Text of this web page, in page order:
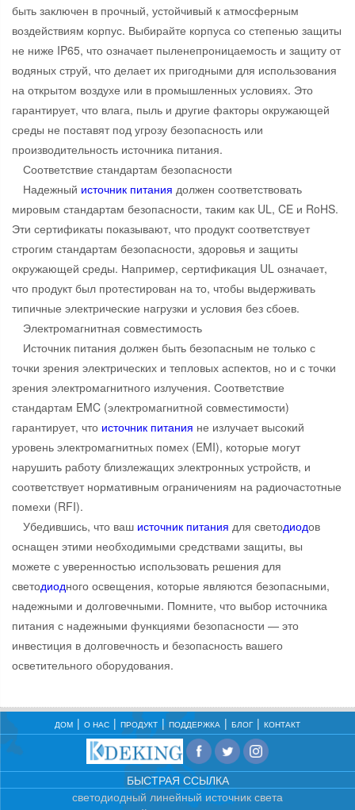
быть заключен в прочный, устойчивый к атмосферным
воздействиям корпус. Выбирайте корпуса со степенью защиты
не ниже IP65, что означает пыленепроницаемость и защиту от
водяных струй, что делает их пригодными для использования
на открытом воздухе или в промышленных условиях. Это
гарантирует, что влага, пыль и другие факторы окружающей
среды не поставят под угрозу безопасность или
производительность источника питания.
Соответствие стандартам безопасности
Надежный источник питания должен соответствовать
мировым стандартам безопасности, таким как UL, CE и RoHS.
Эти сертификаты показывают, что продукт соответствует
строгим стандартам безопасности, здоровья и защиты
окружающей среды. Например, сертификация UL означает,
что продукт был протестирован на то, чтобы выдерживать
типичные электрические нагрузки и условия без сбоев.
Электромагнитная совместимость
Источник питания должен быть безопасным не только с
точки зрения электрических и тепловых аспектов, но и с точки
зрения электромагнитного излучения. Соответствие
стандартам EMC (электромагнитной совместимости)
гарантирует, что источник питания не излучает высокий
уровень электромагнитных помех (EMI), которые могут
нарушить работу близлежащих электронных устройств, и
соответствует нормативным ограничениям на радиочастотные
помехи (RFI).
Убедившись, что ваш источник питания для светодиодов
оснащен этими необходимыми средствами защиты, вы
можете с уверенностью использовать решения для
светодиодного освещения, которые являются безопасными,
надежными и долговечными. Помните, что выбор источника
питания с надежными функциями безопасности — это
инвестиция в долговечность и безопасность вашего
осветительного оборудования.
ДОМ О НАС ПРОДУКТ ПОДДЕРЖКА БЛОГ КОНТАКТ
БЫСТРАЯ ССЫЛКА
светодиодный линейный источник света